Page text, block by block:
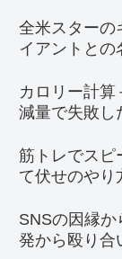
全米スターの
イアントとの
カロリー計
減量で失敗し
筋トレでスピ
て伏せのやり
SNSの因縁
発から殴り合